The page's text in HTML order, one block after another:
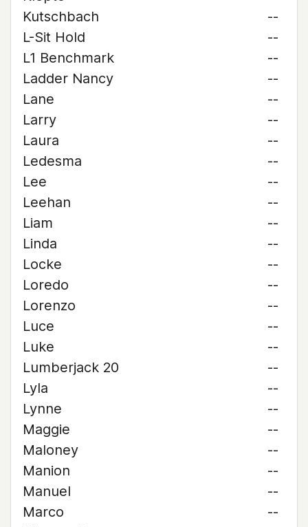
Kutschbach
--
L-Sit Hold
--
L1 Benchmark
--
Ladder Nancy
--
Lane
--
Larry
--
Laura
--
Ledesma
--
Lee
--
Leehan
--
Liam
--
Linda
--
Locke
--
Loredo
--
Lorenzo
--
Luce
--
Luke
--
Lumberjack 20
--
Lyla
--
Lynne
--
Maggie
--
Maloney
--
Manion
--
Manuel
--
Marco
--